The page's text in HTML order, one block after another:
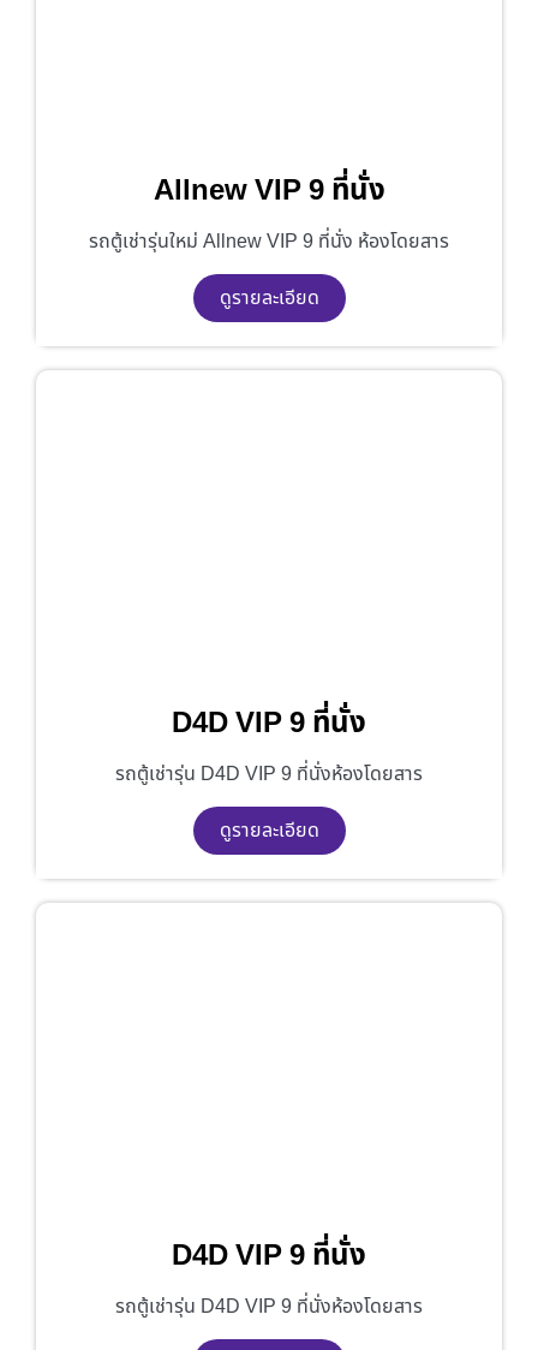
Allnew VIP 9 ที่นั่ง
รถตู้เช่ารุ่นใหม่ Allnew VIP 9 ที่นั่ง ห้องโดยสาร
ดูรายละเอียด
D4D VIP 9 ที่นั่ง
รถตู้เช่ารุ่น D4D VIP 9 ที่นั่งห้องโดยสาร
ดูรายละเอียด
D4D VIP 9 ที่นั่ง
รถตู้เช่ารุ่น D4D VIP 9 ที่นั่งห้องโดยสาร